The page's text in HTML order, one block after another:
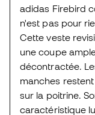
adidas Firebird
n'est pas pour
Cette veste
une coupe
décontractée.
manches
sur la poitrine.
caractéristique